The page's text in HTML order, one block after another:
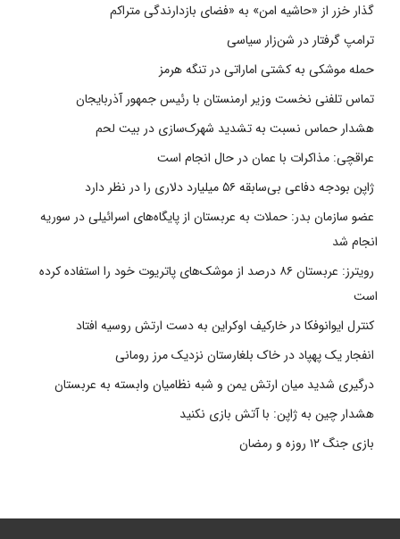
گذار خزر از «حاشیه امن» به «فضای بازدارندگی متراکم
ترامپ گرفتار در شن‌زار سیاسی
حمله موشکی به کشتی اماراتی در تنگه هرمز
تماس تلفنی نخست وزیر ارمنستان با رئیس جمهور آذربایجان
هشدار حماس نسبت به تشدید شهرک‌سازی در بیت‌ لحم
عراقچی: مذاکرات با عمان در حال انجام است
ژاپن بودجه دفاعی بی‌سابقه ۵۶ میلیارد دلاری را در نظر دارد
عضو سازمان بدر: حملات به عربستان از پایگاه‌های اسرائیلی در سوریه
انجام شد
رویترز: عربستان ۸۶ درصد از موشک‌های پاتریوت خود را استفاده کرده
است
کنترل ایوانوفکا در خارکیف اوکراین به دست ارتش روسیه افتاد
انفجار یک پهپاد در خاک بلغارستان نزدیک مرز رومانی
درگیری شدید میان ارتش یمن و شبه نظامیان وابسته به عربستان
هشدار چین به ژاپن: با آتش بازی نکنید
بازی جنگ ۱۲ روزه و رمضان